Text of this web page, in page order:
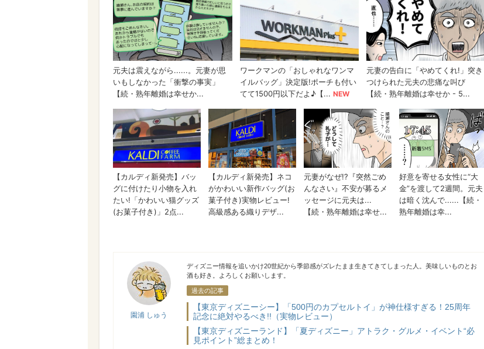
園浦 しゅう
園浦 しゅう
ディズニー情報を追いかけ20世紀から季節感がズレたまま生きてきてしまった人。美味しいものとお
酒も好き。よろしくお願いします。
過去の記事
【東京ディズニーシー】「500円のカプセルトイ」が神仕様すぎる！25周年
記念に絶対やるべき!!（実物レビュー）
【東京ディズニーランド】「夏ディズニー」アトラク・グルメ・イベント“必
見ポイント”総まとめ！